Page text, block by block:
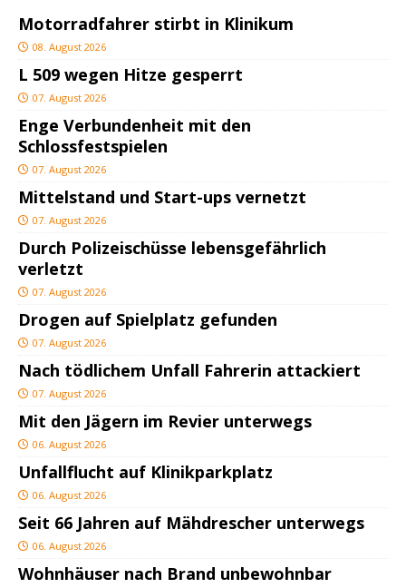
Motorradfahrer stirbt in Klinikum
08. August 2026
L 509 wegen Hitze gesperrt
07. August 2026
Enge Verbundenheit mit den
Schlossfestspielen
07. August 2026
Mittelstand und Start-ups vernetzt
07. August 2026
Durch Polizeischüsse lebensgefährlich
verletzt
07. August 2026
Drogen auf Spielplatz gefunden
07. August 2026
Nach tödlichem Unfall Fahrerin attackiert
07. August 2026
Mit den Jägern im Revier unterwegs
06. August 2026
Unfallflucht auf Klinikparkplatz
06. August 2026
Seit 66 Jahren auf Mähdrescher unterwegs
06. August 2026
Wohnhäuser nach Brand unbewohnbar